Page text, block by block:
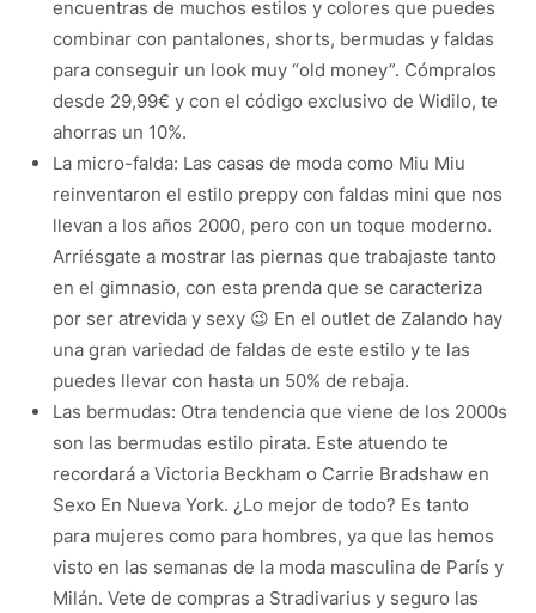
encuentras de muchos estilos y colores que puedes
combinar con pantalones, shorts, bermudas y faldas
para conseguir un look muy “old money”. Cómpralos
desde 29,99€ y con el código exclusivo de Widilo, te
ahorras un 10%.
La micro-falda: Las casas de moda como Miu Miu
reinventaron el estilo preppy con faldas mini que nos
llevan a los años 2000, pero con un toque moderno.
Arriésgate a mostrar las piernas que trabajaste tanto
en el gimnasio, con esta prenda que se caracteriza
por ser atrevida y sexy 😉 En el outlet de Zalando hay
una gran variedad de faldas de este estilo y te las
puedes llevar con hasta un 50% de rebaja.
Las bermudas: Otra tendencia que viene de los 2000s
son las bermudas estilo pirata. Este atuendo te
recordará a Victoria Beckham o Carrie Bradshaw en
Sexo En Nueva York. ¿Lo mejor de todo? Es tanto
para mujeres como para hombres, ya que las hemos
visto en las semanas de la moda masculina de París y
Milán. Vete de compras a Stradivarius y seguro las